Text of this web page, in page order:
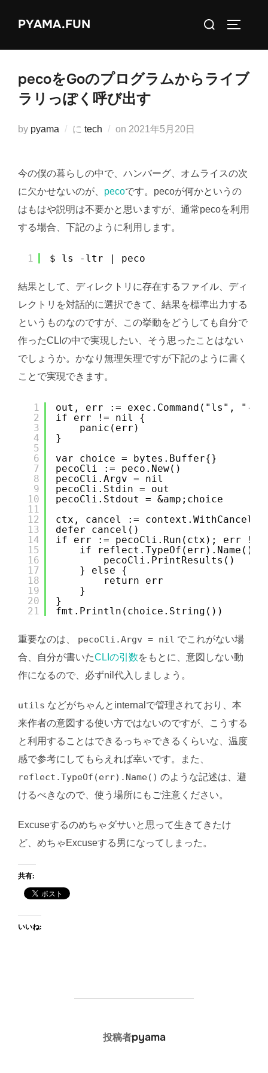
PYAMA.FUN
検
対
pecoをGoのプログラムからライブ
ラリっぽく呼び出す
by pyama に tech on 投
2021年5月20日
今の僕の暮らしの中で、ハンバーグ、オムライスの次
に欠かせないのが、 pecoです。pecoが何かというの
はもはや説明は不要かと思いますが、通常pecoを利用
する場合、下記のように利用します。
1 $ ls -ltr | peco
結果として、ディレクトリに存在するファイル、ディ
レクトリを対話的に選択できて、結果を標準出力する
というものなのですが、この挙動をどうしても自分で
作ったCLIの中で実現したい、そう思ったことはない
でしょうか。かなり無理矢理ですが下記のように書く
ことで実現できます。
1
2
3
4
5
6
7
8
9
10
11
12
13
14
15
16
17
18
19
20
21
out, err := exec.Command("ls", "-
if err != nil {
panic(err)
}
var choice = bytes.Buffer{}
pecoCli := peco.New()
pecoCli.Argv = nil
pecoCli.Stdin = out
pecoCli.Stdout = &amp;choice
ctx, cancel :=
defer cancel()
if err := pecoCli.Run(ctx); err
if reflect.TypeOf(err).Name()
pecoCli.PrintResults()
} else {
return err
}
}
fmt.Println(choice.String())
重要なのは、 pecoCli.Argv = nil でこれがない場
合、自分が書いたCLIの引数をもとに、意図しない動
作になるので、必ずnil代入しましょう。
utils などがちゃんとinternalで管理されており、本
来作者の意図する使い方ではないのですが、こうする
と利用することはできるっちゃできるくらいな、温度
感で参考にしてもらえれば幸いです。また、
reflect.TypeOf(err).Name() のような記述は、避
けるべきなので、使う場所にもご注意ください。
Excuseするのめちゃダサいと思って生きてきたけ
ど、めちゃExcuseする男になってしまった。
共有:
いいね:
投稿者
投稿者pyama